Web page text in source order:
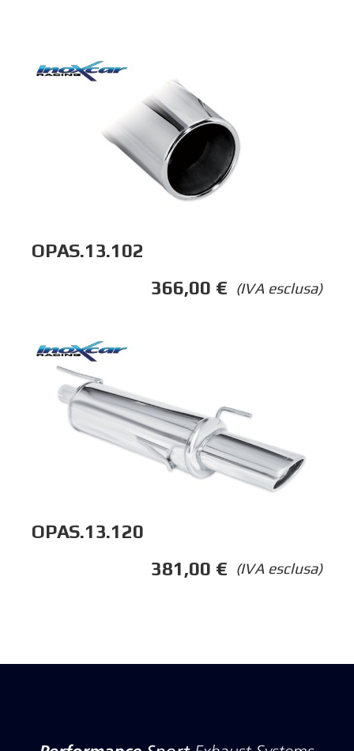
OPAS.13.102
(IVA esclusa)
366,00 €
OPAS.13.120
(IVA esclusa)
381,00 €